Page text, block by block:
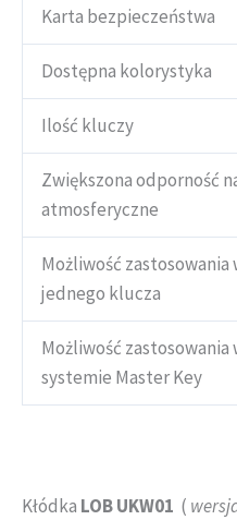
Karta bezpieczeństwa
Dostępna kolorystyka
Ilość kluczy
Zwiększona odporność
atmosferyczne
Możliwość zastosowania
jednego klucza
Możliwość zastosowania
systemie Master Key
Kłódka LOB UKW01 (